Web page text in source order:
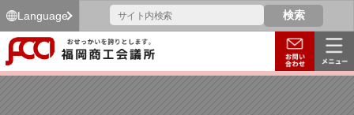
Language